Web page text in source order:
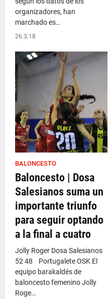
organizadores, han
marchado es…
26.3.18
BALONCESTO
Baloncesto | Dosa
Salesianos suma un
importante triunfo
para seguir optando
a la final a cuatro
Jolly Roger Dosa Salesianos
52 48 Portugalete OSK El
equipo barakaldés de
baloncesto femenino Jolly
Roge…